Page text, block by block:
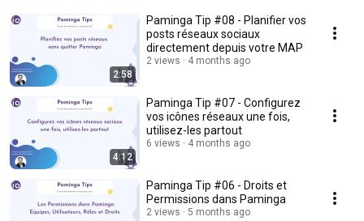
2:58
Paminga Tip #08 - Planifier vos
posts réseaux sociaux
directement depuis votre MAP
2 views 4 months ago
4:12
Paminga Tip #07 - Configurez
vos icônes réseaux une fois,
utilisez-les partout
6 views 4 months ago
Paminga Tip #06 - Droits et
Permissions dans Paminga
2 views 5 months ago